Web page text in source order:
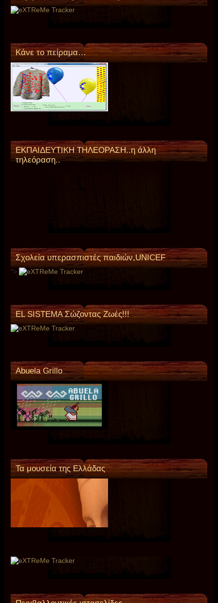
Κάνε το πείραμα…
ΕΚΠΑΙΔΕΥΤΙΚΗ ΤΗΛΕΟΡΑΣΗ..η άλλη
τηλεόραση..
Σχολεία υπερασπιστές παιδιών,UNICEF
">
EL SISTEMA Σώζοντας Ζωές!!!
Abuela Grillo
Τα μουσεία της Ελλάδας